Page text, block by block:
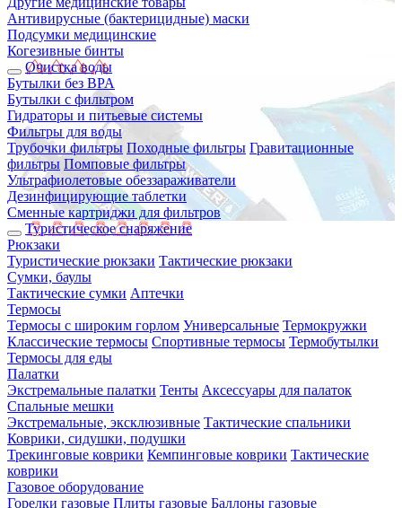
Антивирусные (бактерицидные) маски
Подсумки медицинские
Когезивные бинты
Очистка воды
Бутылки без BPA
Бутылки с фильтром
Гидраторы и питьевые системы
Фильтры для воды
Трубочки фильтры Походные фильтры Гравитационные
фильтры Помповые фильтры
Ультрафиолетовые обеззараживатели
Дезинфицирующие таблетки
Сменные картриджи для фильтров
Туристическое снаряжение
Рюкзаки
Туристические рюкзаки Тактические рюкзаки
Сумки, баулы
Тактические сумки Аптечки
Термосы
Термосы с широким горлом Универсальные Термокружки
Классические термосы Спортивные термосы Термобутылки
Термосы для еды
Палатки
Экстремальные палатки Тенты Аксессуары для палаток
Спальные мешки
Экстремальные, эксклюзивные Тактические спальники
Коврики, сидушки, подушки
Трекинговые коврики Кемпинговые коврики Тактические
коврики
Газовое оборудование
Горелки газовые Плиты газовые Баллоны газовые